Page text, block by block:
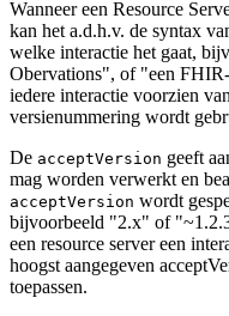
Wanneer een Resource
kan het a.d.h.v. de syntax
welke interactie het gaat,
Obervations", of "een
iedere interactie voorzien
versienummering wordt
De acceptVersion geeft
mag worden verwerkt en
acceptVersion wordt
bijvoorbeeld "2.x" of
een resource server een
hoogst aangegeven
toepassen.